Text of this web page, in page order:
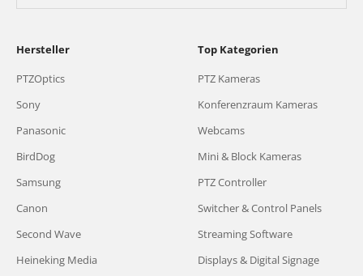
Hersteller
PTZOptics
Sony
Panasonic
BirdDog
Samsung
Canon
Second Wave
Heineking Media
Top Kategorien
PTZ Kameras
Konferenzraum Kameras
Webcams
Mini & Block Kameras
PTZ Controller
Switcher & Control Panels
Streaming Software
Displays & Digital Signage